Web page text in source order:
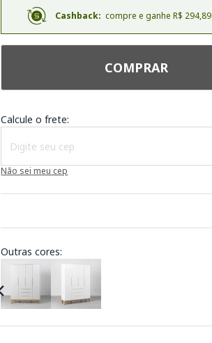
Cashback: compre e ganhe R$
COMPRAR
Calcule o frete:
Não sei meu cep
Outras cores: